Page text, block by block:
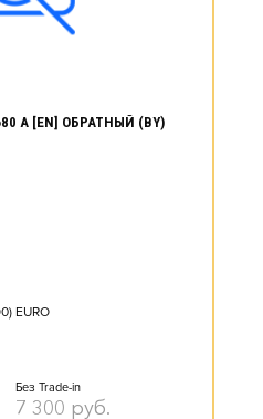
680 А [EN] ОБРАТНЫЙ (BY)
EURO
Без Trade-in
7 300 руб.